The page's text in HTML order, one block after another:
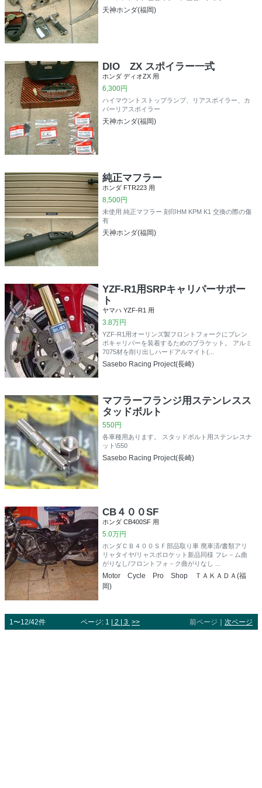
天神ホンダ(福岡)
DIO ZX スポイラー一式
ホンダ ディオZX 用
6,300円
ハイマウントストップランプ、リアスポイラー、カ
バーリアスポイラー
天神ホンダ(福岡)
純正マフラー
ホンダ FTR223 用
8,500円
未使用 純正マフラー 刻印HM KPM K1 交換の際の傷
有
天神ホンダ(福岡)
YZF-R1用SRPキャリパーサポー
ト
ヤマハ YZF-R1 用
3.8万円
YZF-R1用オーリンズ製フロントフォークにブレン
ボキャリパーを装着するためのブラケット。 アルミ
7075材を削り出しハードアルマイト(...
Sasebo Racing Project(長崎)
マフラーフランジ用ステンレスス
タッドボルト
550円
各車種用あります。 スタッドボルト用ステンレスナ
ット\550
Sasebo Racing Project(長崎)
CB４００SF
ホンダ CB400SF 用
5.0万円
ホンダＣＢ４００ＳＦ部品取り車 廃車済/書類アリ
リャタイヤ/リャスポロケット新品同様 フレ－ム曲
がりなし/フロントフォ－ク曲がりなし ...
Motor Cycle Pro Shop ＴＡＫＡＤＡ(福
岡)
1〜12/42件 ページ: 1 | 2 | 3 >> 前ページ ｜ 次ページ